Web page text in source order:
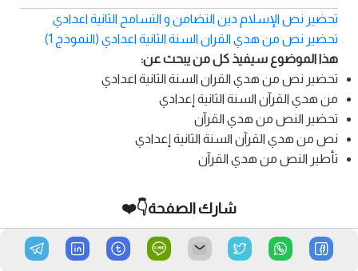
تحضير نص الإسلام دين التضامن و التسامح الثانية اعدادي
تحضير نص من هدي القران السنة الثانية اعدادي (النموذج 1)
هذا الموضوع سيفيذ كل من يبحث عن:
تحضير نص من هدي القران السنة الثانية اعدادي
من هدي القرآن السنة الثانية إعدادي
تحضير النص من هدي القرآن
نص من هدي القرآن السنة الثانية إعدادي
تأطير النص من هدي القرآن
شارك الصفحة👇❤️